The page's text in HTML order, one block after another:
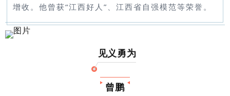
增收。他曾获“江西好人”、江西省自强模范等荣誉。
见义勇为
曾鹏